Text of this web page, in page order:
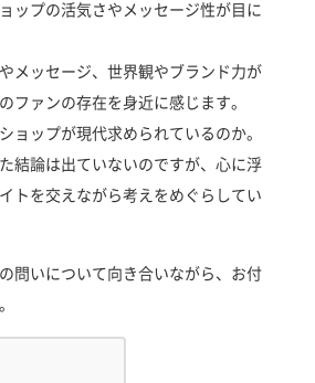
ップの活気さやメッセージ性が目に
メッセージ、世界観やブランド力が
ファンの存在を身近に感じます。
ョップが現代求められているのか。
結論は出ていないのですが、心に浮
トを交えながら考えをめぐらしてい
問いについて向き合いながら、お付